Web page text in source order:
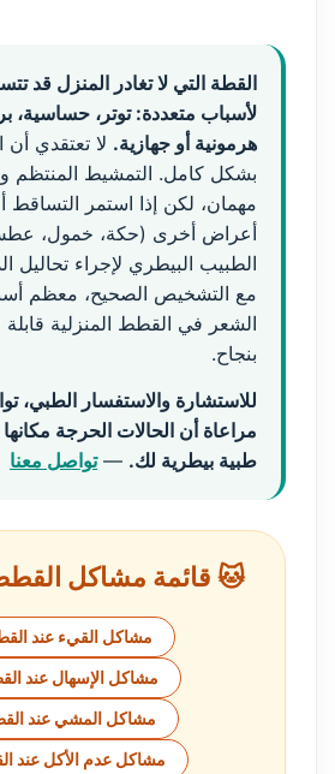
القطة التي لا تغادر المنزل قد
لأسباب متعددة: توتر، حساسية،
هرمونية أو جهازية. لا تعتقدي أن
بشكل كامل. التمشيط المنتظم
مهمان، لكن إذا استمر التساقط
أعراض أخرى (حكة، خمول،
الطبيب البيطري لإجراء تحاليل
مع التشخيص الصحيح، معظم
الشعر في القطط المنزلية قابلة
بنجاح.
للاستشارة والاستفسار الطبي،
مراعاة أن الحالات الحرجة
طبية بيطرية لك. —تواصل معنا
🐱 قائمة مشاكل
مشاكل القيء عند
مشاكل الإسهال عند
مشاكل المشي عند
مشاكل عدم الأكل عند